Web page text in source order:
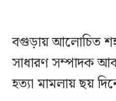
বগুড়ায় আলোচিত
সাধারণ সম্পাদক
হত্যা মামলায় ছয়